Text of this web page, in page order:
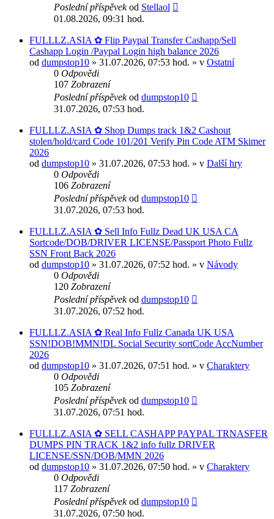
Poslední příspěvekod Stellaol
01.08.2026, 09:31 hod.
FULLLZ.ASIA ✿ Flip Paypal Transfer Cashapp/Sell
Cashapp Login /Paypal Login high balance 2026
od dumpstop10 » 31.07.2026, 07:53 hod. » v Ostatní
0 Odpovědi
107 Zobrazení
Poslední příspěvekod dumpstop10
31.07.2026, 07:53 hod.
FULLLZ.ASIA ✿ Shop Dumps track 1&2 Cashout
stolen/hold/card Code 101/201 Verify Pin Code ATM Skimer
2026
od dumpstop10 » 31.07.2026, 07:53 hod. » v Další hry
0 Odpovědi
106 Zobrazení
Poslední příspěvekod dumpstop10
31.07.2026, 07:53 hod.
FULLLZ.ASIA ✿ Sell Info Fullz Dead UK USA CA
Sortcode/DOB/DRIVER LICENSE/Passport Photo Fullz
SSN Front Back 2026
od dumpstop10 » 31.07.2026, 07:52 hod. » v Návody
0 Odpovědi
120 Zobrazení
Poslední příspěvekod dumpstop10
31.07.2026, 07:52 hod.
FULLLZ.ASIA ✿ Real Info Fullz Canada UK USA
SSN!DOB!MMN!DL Social Security sortCode AccNumber
2026
od dumpstop10 » 31.07.2026, 07:51 hod. » v Charaktery
0 Odpovědi
105 Zobrazení
Poslední příspěvekod dumpstop10
31.07.2026, 07:51 hod.
FULLLZ.ASIA ✿ SELL CASHAPP PAYPAL TRNASFER
DUMPS PIN TRACK 1&2 info fullz DRIVER
LICENSE/SSN/DOB/MMN 2026
od dumpstop10 » 31.07.2026, 07:50 hod. » v Charaktery
0 Odpovědi
117 Zobrazení
Poslední příspěvekod dumpstop10
31.07.2026, 07:50 hod.